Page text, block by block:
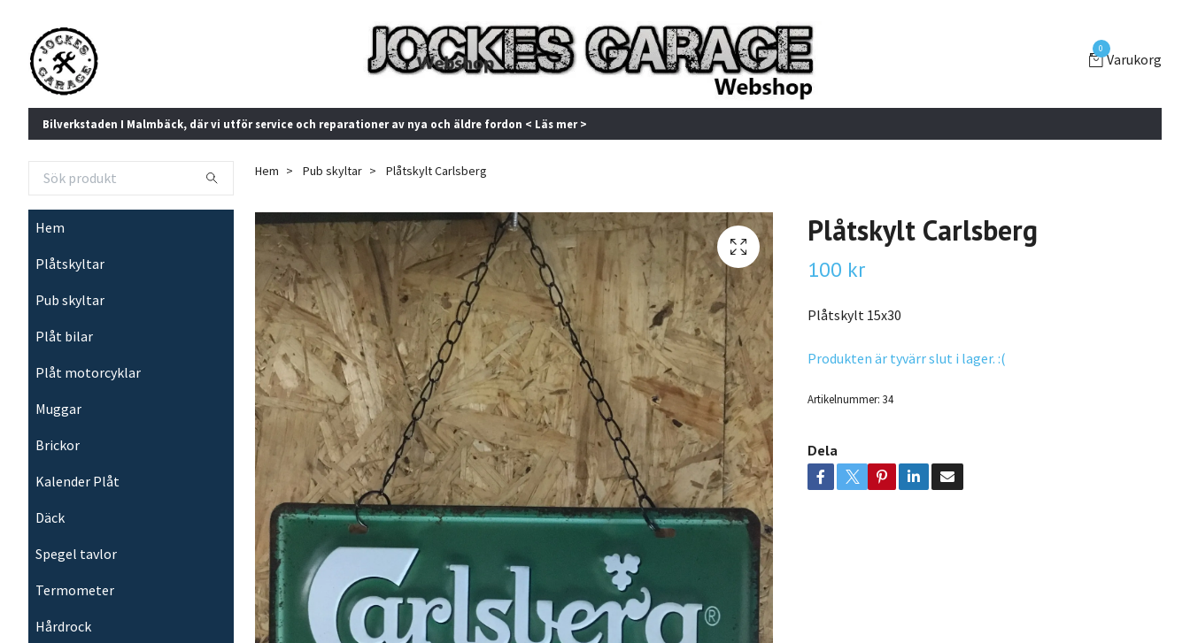
0
Varukorg
Bilverkstaden I Malmbäck, där vi utför service och reparationer av nya och äldre fordon < Läs mer >
Hem
Plåtskyltar
Pub skyltar
Plåt bilar
Plåt motorcyklar
Muggar
Brickor
Kalender Plåt
Däck
Spegel tavlor
Termometer
Hårdrock
Hem Pub skyltar Plåtskylt Carlsberg
Plåtskylt Carlsberg
100 kr
Plåtskylt 15x30
Produkten är tyvärr slut i lager. :(
Artikelnummer: 34
Dela